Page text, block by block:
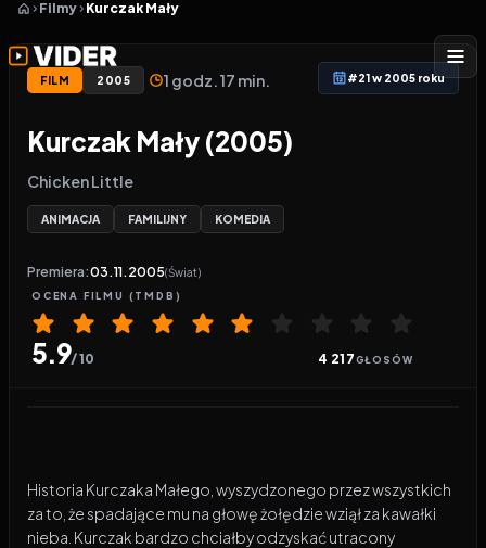
Filmy Kurczak Mały
FILM 2005 1 godz. 17 min. #21 w 2005 roku
Kurczak Mały (2005)
Chicken Little
ANIMACJA FAMILIJNY KOMEDIA
Premiera:03.11.2005(Świat)
OCENA FILMU (TMDB)
5.9/ 10 4 217GŁOSÓW
Historia Kurczaka Małego, wyszydzonego przez wszystkich
za to, że spadające mu na głowę żołędzie wziął za kawałki
nieba. Kurczak bardzo chciałby odzyskać utracony